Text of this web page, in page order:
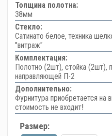
Толщина полотна:
38мм
Стекло:
Сатинато белое, техника
"витраж"
Комплектация:
Полотно (2шт), стойка (2шт),
направляющей П-2
Дополнительно:
Фурнитура приобретается на
стоимость не входит!
Размер: